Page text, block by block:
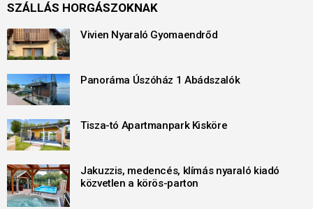
SZÁLLÁS HORGÁSZOKNAK
Vivien Nyaraló Gyomaendrőd
Panoráma Úszóház 1 Abádszalók
Tisza-tó Apartmanpark Kisköre
Jakuzzis, medencés, klímás nyaraló kiadó
közvetlen a körös-parton